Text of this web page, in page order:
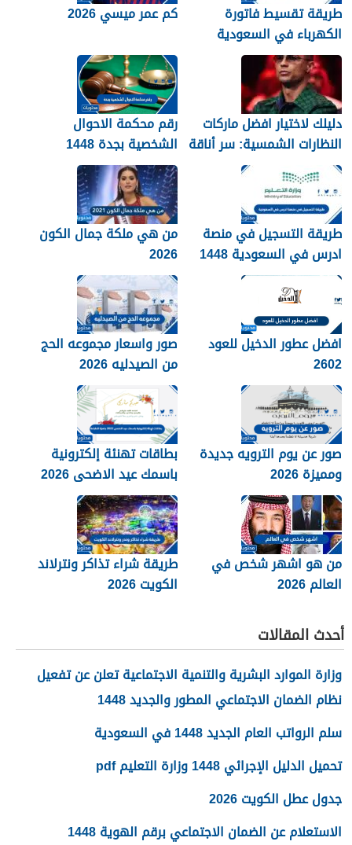
طريقة تقسيط فاتورة
الكهرباء في السعودية
1448 – 2026
كم عمر ميسي 2026
دليلك لاختيار افضل ماركات
النظارات الشمسية: سر أناقة
نجوم الرياضة والموضة
رقم محكمة الاحوال
الشخصية بجدة 1448
طريقة التسجيل في منصة
ادرس في السعودية 1448
من هي ملكة جمال الكون
2026
افضل عطور الدخيل للعود
2602
صور واسعار مجموعه الحج
من الصيدليه 2026
صور عن يوم الترويه جديدة
ومميزة 2026
بطاقات تهنئة إلكترونية
باسمك عيد الاضحى 2026
جاهزة للطباعة
من هو اشهر شخص في
العالم 2026
طريقة شراء تذاكر ونترلاند
الكويت 2026
أحدث المقالات
وزارة الموارد البشرية والتنمية الاجتماعية تعلن عن تفعيل
نظام الضمان الاجتماعي المطور والجديد 1448
سلم الرواتب العام الجديد 1448 في السعودية
تحميل الدليل الإجرائي 1448 وزارة التعليم pdf
جدول عطل الكويت 2026
الاستعلام عن الضمان الاجتماعي برقم الهوية 1448